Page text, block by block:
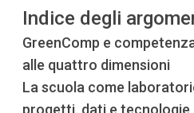
Indice degli
GreenComp e
alle quattro dimensioni
La scuola come
progetti, dati e tecnologie